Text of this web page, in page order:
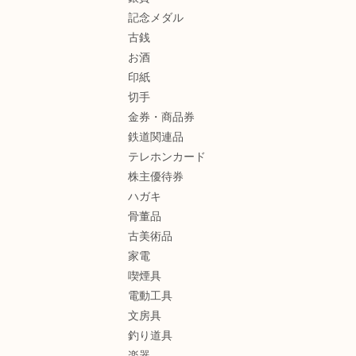
記念メダル
古銭
お酒
印紙
切手
金券・商品券
鉄道関連品
テレホンカード
株主優待券
ハガキ
骨董品
古美術品
家電
喫煙具
電動工具
文房具
釣り道具